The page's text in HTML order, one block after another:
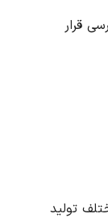
قرار
تولید